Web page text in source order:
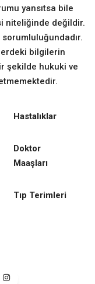
yansıtsa bile
niteliğinde değildir.
bilgilerin
şekilde hukuki ve
Hastalıklar
Doktor
Maaşları
Tıp Terimleri